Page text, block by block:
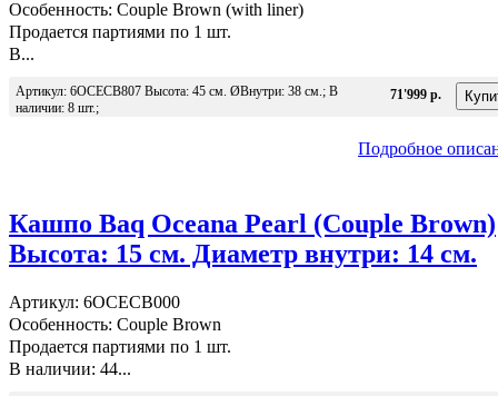
Особенность: Couple Brown (with liner)
Продается партиями по 1 шт.
В...
Артикул: 6OCECB807 Высота: 45 см. ØВнутри: 38 см.; В
наличии: 8 шт.;
71'999 р.
Подробное
Кашпо Baq Oceana Pearl (Couple Brown)
Высота: 15 см. Диаметр внутри: 14 см.
Артикул: 6OCECB000
Особенность: Couple Brown
Продается партиями по 1 шт.
В наличии: 44...